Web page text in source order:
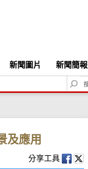
新聞圖片 新聞簡報
S
e
c
及應用
分享工具